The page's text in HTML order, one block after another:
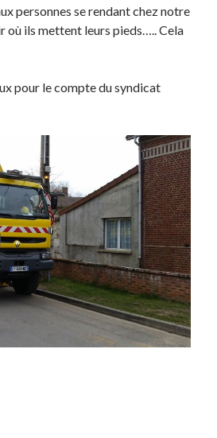
personnes se rendant chez notre
où ils mettent leurs pieds….. Cela
pour le compte du syndicat